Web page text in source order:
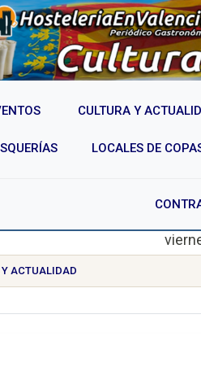
CULTURA Y
LOCALES DE
Y ACTUALIDAD